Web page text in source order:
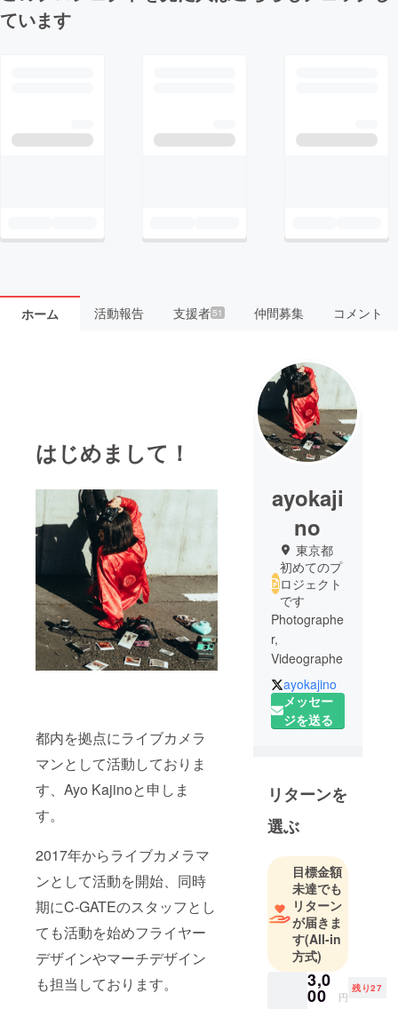
ています
ホーム 活動報告 支援者51 仲間募集 コメント
はじめまして！
都内を拠点にライブカメラ
マンとして活動しておりま
す、Ayo Kajinoと申しま
す。
2017年からライブカメラマ
ンとして活動を開始、同時
期にC-GATEのスタッフとし
ても活動を始めフライヤー
デザインやマーチデザイン
も担当しております。
ayokaji
no
東京都
初めてのプ
ロジェクト
です
Photographe
r,
Videographe
r ayokajino
メッセー
ジを送る
リターンを
選ぶ
目標金額
未達でも
リターン
が届きま
す(All-in
方式)
3,0
00 円
残り27